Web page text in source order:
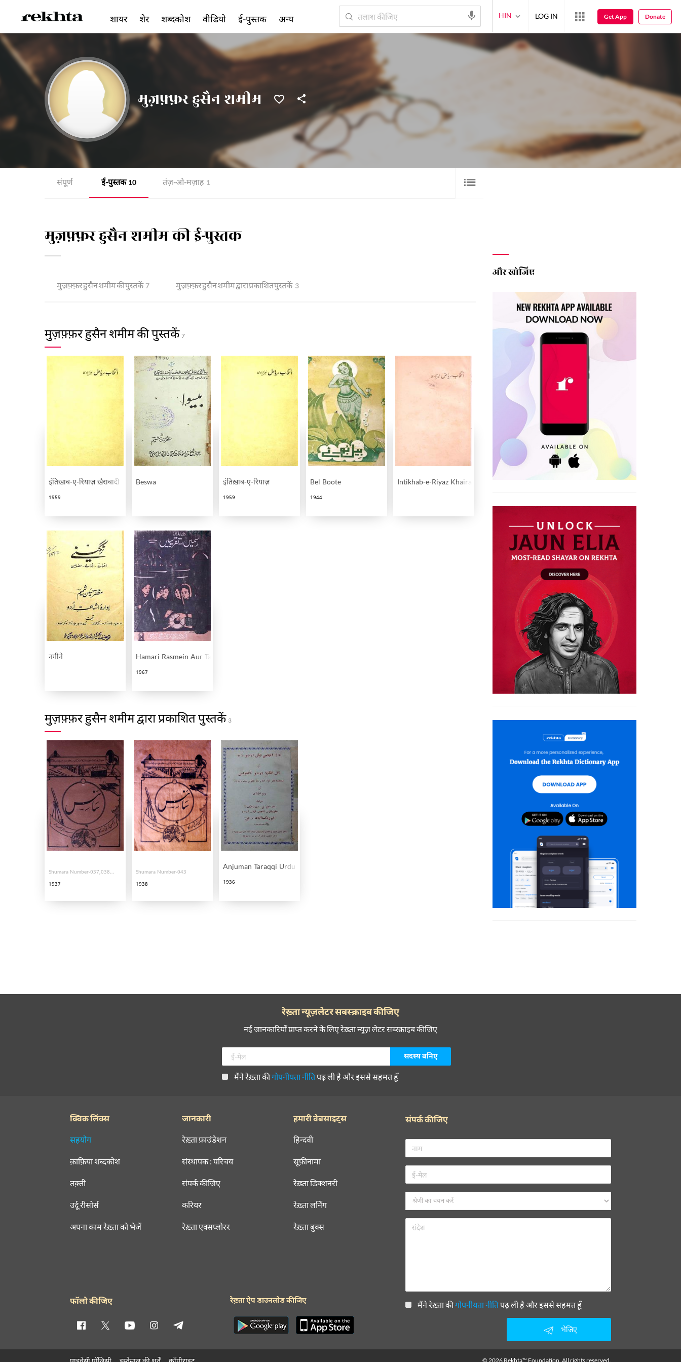
मुज़फ़्फ़र हुसैन शमीम
संपूर्ण ई-पुस्तक 10 तंज़-ओ-मज़ाह 1
मुज़फ़्फ़र हुसैन शमीम की ई-पुस्तक
मुज़फ़्फ़र हुसैन शमीम की पुस्तकें 7 मुज़फ़्फ़र हुसैन शमीम द्वारा प्रकाशित पुस्तकें 3
मुज़फ़्फ़र हुसैन शमीम की पुस्तकें 7
इंतिख़ाब-ए-रियाज़ ख़ैराबादी
1959
Beswa इंतिख़ाब-ए-रियाज़
1959
Bel Boote
1944
Intikhab-e-Riyaz Khairabadi
नगीने Hamari Rasmein Aur Taqribein
1967
मुज़फ़्फ़र हुसैन शमीम द्वारा प्रकाशित पुस्तकें 3
Shumara Number-037,038,039,040
1937
Shumara Number-043
1938
Anjuman Taraqqi Urdu Ki All India Urdu Conference Ki Rudad
1936
और खोजिए
शायर शेर शब्दकोश वीडियो ई-पुस्तक अन्य HIN LOG IN Get App Donate
रेख़्ता न्यूज़लेटर सबस्क्राइब कीजिए
नई जानकारियाँ प्राप्त करने के लिए रेख़्ता न्यूज़ लेटर सब्स्क्राइब कीजिए
मैंने रेख़्ता कीगोपनीयता नीतिपढ़ ली है और इससे सहमत हूँ
क्विक लिंक्स
सहयोग
क़ाफ़िया शब्दकोश
तक़्ती
उर्दू रीसोर्स
अपना काम रेख़्ता को भेजें
जानकारी
रेख़्ता फ़ाउंडेशन
संस्थापक : परिचय
संपर्क कीजिए
करियर
रेख़्ता एक्सप्लोरर
हमारी वेबसाइट्स
हिन्दवी
सूफ़ीनामा
रेख़्ता डिक्शनरी
रेख़्ता लर्निंग
रेख़्ता बुक्स
संपर्क कीजिए
मैंने रेख़्ता कीगोपनीयता नीतिपढ़ ली है और इससे सहमत हूँ
भेजिए
फॉलो कीजिए रेख़्ता ऐप डाउनलोड कीजिए
© 2026 Rekhta™ Foundation. All rights reserved.